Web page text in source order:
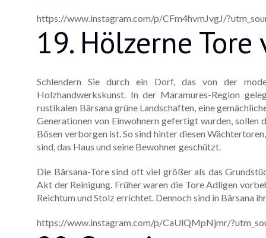
https://www.instagram.com/p/CFm4hvmJvgJ/
19. Hölzerne Tore
Schlendern Sie durch ein Dorf, das von der
Holzhandwerkskunst. In der Maramures-Region
rustikalen Bârsana grüne Landschaften, eine
Generationen von Einwohnern gefertigt wurden, sollen
Bösen verborgen ist. So sind hinter diesen
sind, das Haus und seine Bewohner geschützt.
Die Bârsana-Tore sind oft viel größer als das
Akt der Reinigung. Früher waren die Tore Adligen
Reichtum und Stolz errichtet. Dennoch sind in Bârsana
https://www.instagram.com/p/CaUlQMpNjmr/